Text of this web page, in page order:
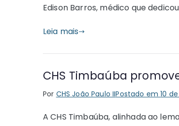
Edison Barros, médico que
Leia mais
CHS Timbaúba
Por CHS João Paulo IIPostado em10
A CHS Timbaúba, alinhada ao